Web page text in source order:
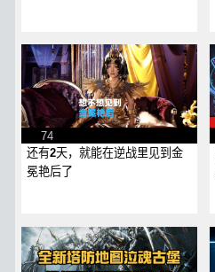
74
还有2天，就能在逆战里见到金
冕艳后了